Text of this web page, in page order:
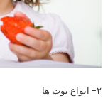
۲- انواع توت ها